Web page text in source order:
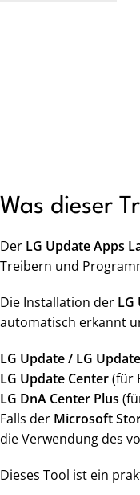
Was dieser
Der LG Update Apps
Treibern und
Die Installation der LG
automatisch erkannt
LG Update / LG
LG Update Center(für
LG DnA Center Plus
Falls der Microsoft
die Verwendung des
Dieses Tool ist ein